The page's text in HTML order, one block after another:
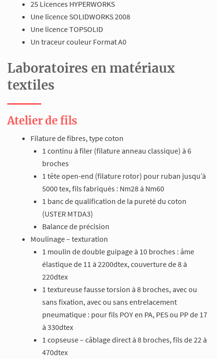
25 Licences HYPERWORKS
Une licence SOLIDWORKS 2008
Une licence TOPSOLID
Un traceur couleur Format A0
Laboratoires en matériaux
textiles
Atelier de fils
Filature de fibres, type coton
1 continu à filer (filature anneau classique) à 6
broches
1 tête open-end (filature rotor) pour ruban jusqu’à
5000 tex, fils fabriqués : Nm28 à Nm60
1 banc de qualification de la pureté du coton
(USTER MTDA3)
Balance de précision
Moulinage – texturation
1 moulin de double guipage à 10 broches : âme
élastique de 11 à 2200dtex, couverture de 8 à
220dtex
1 textureuse fausse torsion à 8 broches, avec ou
sans fixation, avec ou sans entrelacement
pneumatique : pour fils POY en PA, PES ou PP de 17
à 330dtex
1 copseuse – câblage direct à 8 broches, fils de 22 à
470dtex